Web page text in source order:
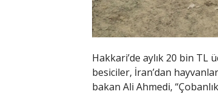
Hakkari’de aylık 20 bin TL
besiciler, İran’dan
bakan Ali Ahmedi,